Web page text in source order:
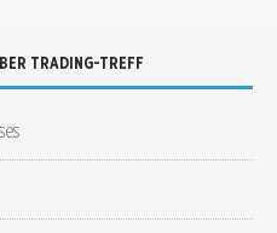
TRADING-TREFF